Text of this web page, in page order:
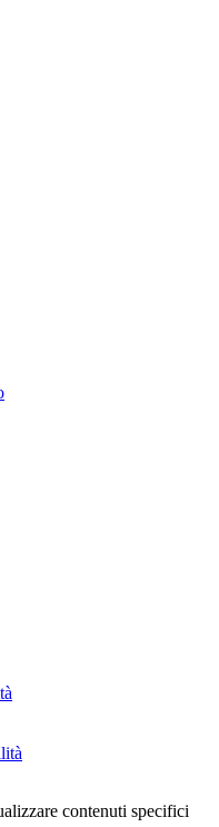
contenuti specifici